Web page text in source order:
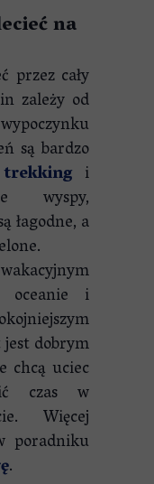
na
przez cały
zależy od
są bardzo
trekking i
wyspy,
łagodne, a
oceanie i
dobrym
chcą uciec
czas w
Więcej
poradniku
.